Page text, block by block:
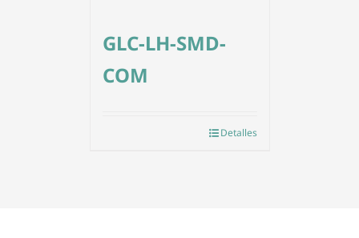
GLC-LH-SMD-
COM
Detalles